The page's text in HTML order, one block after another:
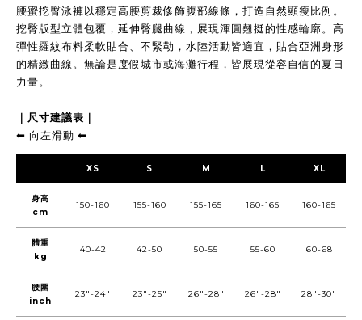
腰蜜挖臀泳褲以穩定高腰剪裁修飾腹部線條，打造自然顯瘦比例。
挖臀版型立體包覆，延伸臀腿曲線，展現渾圓翹挺的性感輪廓。高
彈性羅紋布料柔軟貼合、不緊勒，水陸活動皆適宜，貼合亞洲身形
的精緻曲線。無論是度假城市或海灘行程，皆展現從容自信的夏日
力量。
｜尺寸建議表｜
⬅︎ 向左滑動 ⬅︎
XS S M L XL
身高
cm
150-160 155-160 155-165 160-165 160-165
體重
kg
40-42 42-50 50-55 55-60 60-68
腰圍
inch
23"-24" 23"-25" 26"-28" 26"-28" 28"-30"